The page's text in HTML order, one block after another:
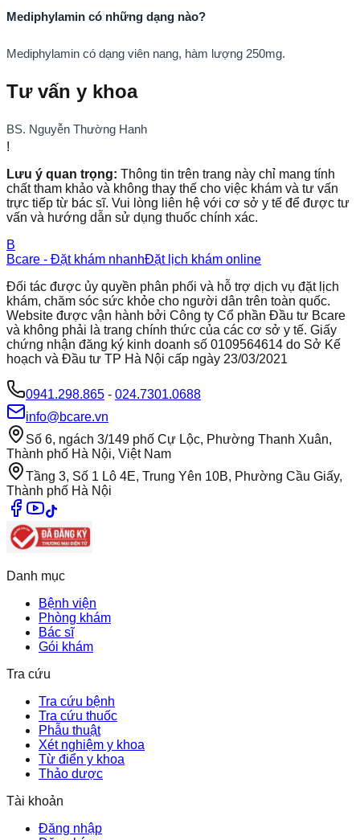
Mediphylamin có những dạng nào?
Mediphylamin có dạng viên nang, hàm lượng 250mg.
Tư vấn y khoa
BS. Nguyễn Thường Hanh
!
Lưu ý quan trọng: Thông tin trên trang này chỉ mang tính
chất tham khảo và không thay thế cho việc khám và tư vấn
trực tiếp từ bác sĩ. Vui lòng liên hệ với cơ sở y tế để được tư
vấn và hướng dẫn sử dụng thuốc chính xác.
B
Bcare - Đặt khám nhanhĐặt lịch khám online
Đối tác được ủy quyền phân phối và hỗ trợ dịch vụ đặt lịch
khám, chăm sóc sức khỏe cho người dân trên toàn quốc.
Website được vận hành bởi Công ty Cổ phần Đầu tư Bcare
và không phải là trang chính thức của các cơ sở y tế. Giấy
chứng nhận đăng ký kinh doanh số 0109564614 do Sở Kế
hoạch và Đầu tư TP Hà Nội cấp ngày 23/03/2021
0941.298.865 - 024.7301.0688
info@bcare.vn
Số 6, ngách 3/149 phố Cự Lộc, Phường Thanh Xuân,
Thành phố Hà Nội, Việt Nam
Tầng 3, Số 1 Lô 4E, Trung Yên 10B, Phường Cầu Giấy,
Thành phố Hà Nội
Danh mục
Bệnh viện
Phòng khám
Bác sĩ
Gói khám
Tra cứu
Tra cứu bệnh
Tra cứu thuốc
Phẫu thuật
Xét nghiệm y khoa
Từ điển y khoa
Thảo dược
Tài khoản
Đăng nhập